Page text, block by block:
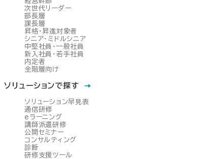
次世代リーダー
部長層
課長層
昇格・昇進対象者
シニア・ミドルシニア
中堅社員・一般社員
新入社員・若手社員
内定者
全階層向け
ソリューションで探す
ソリューション早見表
通信研修
eラーニング
講師派遣研修
公開セミナー
コンサルティング
診断
研修支援ツール